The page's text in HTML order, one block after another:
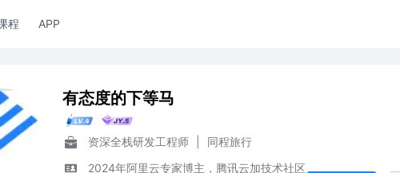
程 APP
有态度的下等马
资深全栈研发工程师
同程旅行
2024年阿里云专家博主，腾讯云加技术社区